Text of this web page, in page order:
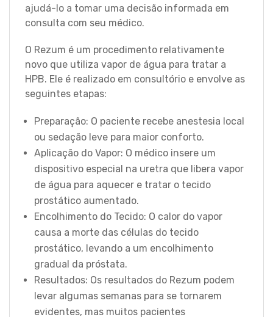
ajudá-lo a tomar uma decisão informada em
consulta com seu médico.
O Rezum é um procedimento relativamente
novo que utiliza vapor de água para tratar a
HPB. Ele é realizado em consultório e envolve as
seguintes etapas:
Preparação: O paciente recebe anestesia local
ou sedação leve para maior conforto.
Aplicação do Vapor: O médico insere um
dispositivo especial na uretra que libera vapor
de água para aquecer e tratar o tecido
prostático aumentado.
Encolhimento do Tecido: O calor do vapor
causa a morte das células do tecido
prostático, levando a um encolhimento
gradual da próstata.
Resultados: Os resultados do Rezum podem
levar algumas semanas para se tornarem
evidentes, mas muitos pacientes